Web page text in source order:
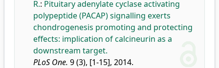
R.: Pituitary adenylate cyclase activating
polypeptide (PACAP) signalling exerts
chondrogenesis promoting and protecting
effects: implication of calcineurin as a
downstream target.
PLoS One. 9 (3), [1-15], 2014.